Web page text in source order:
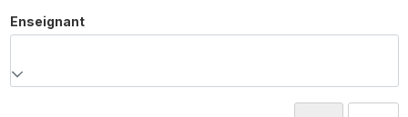
Enseignant